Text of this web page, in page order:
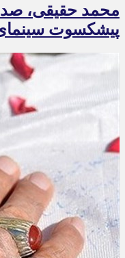
محمد حقیقی،
پیشکسوت